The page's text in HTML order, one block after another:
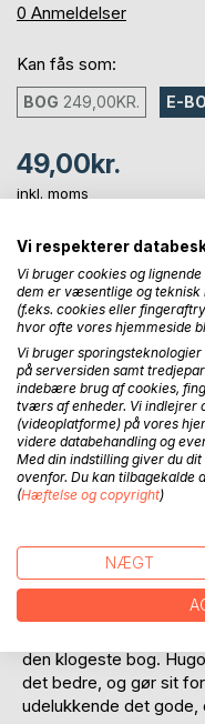
0%
0 Anmeldelser
Kan fås som:
BOG 249,00KR. E-
49,00kr.
inkl. moms
LÆG I
Føj til ønskeliste
Anmeld titel
BESKRIVELSE
Bogen indeholder 3
den klogeste bog.
det bedre, og gør sit
udelukkende det gode,
Vi respekterer
Vi bruger cookies og
dem er væsentlige og teknisk
(f.eks. cookies eller
hvor ofte vores hjemmeside
Vi bruger
på serversiden samt
indebære brug af cookies,
tværs af enheder. Vi indlejrer
(videoplatforme) på vores
videre databehandling og
Med din indstilling giver du
ovenfor. Du kan tilbagekalde
(Hæftelse og copyright)
NÆGT